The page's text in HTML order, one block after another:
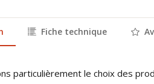
Fiche technique
particulièrement le choix des